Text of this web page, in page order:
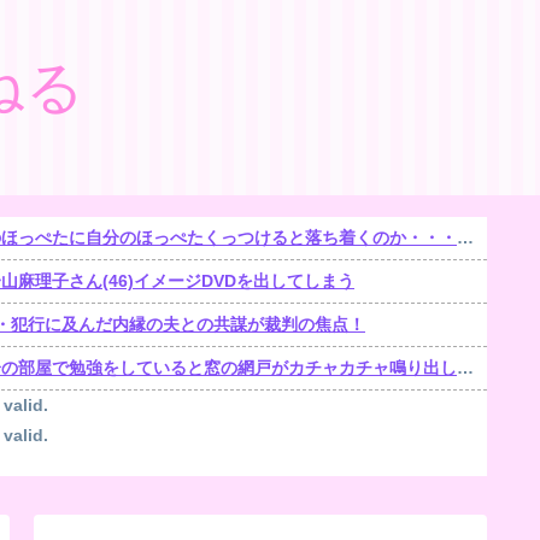
る
ぺたに自分のほっぺたくっつけると落ち着くのか・・・【再】
麻理子さん(46)イメージDVDを出してしまう
行に及んだ内縁の夫との共謀が裁判の焦点！
で勉強をしていると窓の網戸がカチャカチャ鳴り出した。【再】
valid.
valid.